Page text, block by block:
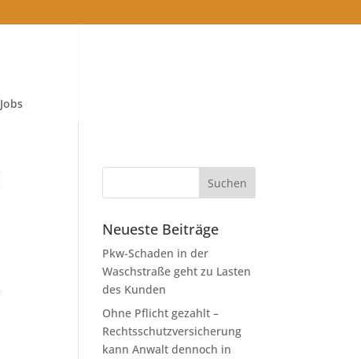
Jobs
Neueste Beiträge
Pkw-Schaden in der
Waschstraße geht zu Lasten
des Kunden
Ohne Pflicht gezahlt –
Rechtsschutzversicherung
kann Anwalt dennoch in